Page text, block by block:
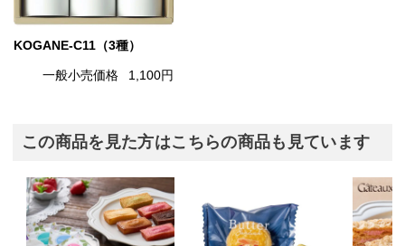
KOGANE-C11（3種）
一般小売価格 1,100円
この商品を見た方はこちらの商品も見ています